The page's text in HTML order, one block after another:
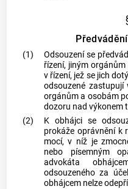
(1) Odsouzení se
řízení, jiným
v řízení, jež se jich
odsouzené
orgánům a osobám
dozoru nad výkonem
(2)
K obhájci se
prokáže oprávnění k
mocí, v níž je
nebo písemným
advokáta
odsouzeného za
obhájcem nelze